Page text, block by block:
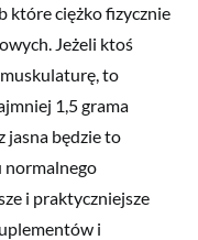
które ciężko fizycznie
Jeżeli ktoś
to
1,5 grama
jasna będzie to
normalnego
i praktyczniejsze
i